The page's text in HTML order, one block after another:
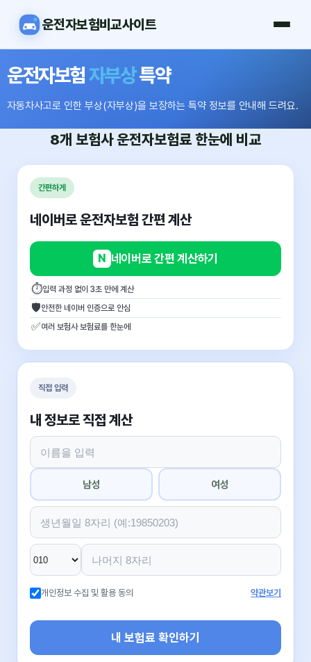
운전자보험비교사이트
운전자보험자부상특약
자동차사고로 인한 부상(자부상)을 보장하는 특약 정보를 안내해 드려요.
8개 보험사운전자보험료 한눈에 비교
간편하게
네이버로 운전자보험 간편 계산
N 네이버로 간편 계산하기
⏱입력 과정 없이 3초 만에 계산
🛡안전한 네이버 인증으로 안심
✅여러 보험사 보험료를 한눈에
직접 입력
내 정보로 직접 계산
남성 여성
개인정보 수집 및 활용 동의 약관보기
내 보험료 확인하기